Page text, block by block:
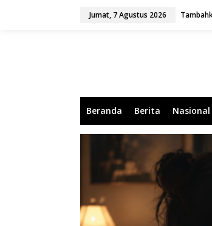
Jumat, 7 Agustus 2026
Beranda Berita Nasional